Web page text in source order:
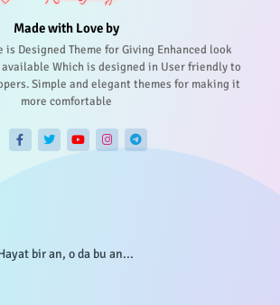
Made with Love by
is Designed Theme for Giving Enhanced look
Which is designed in User friendly to
Simple and elegant themes for making it
more comfortable
bir an, o da bu an...